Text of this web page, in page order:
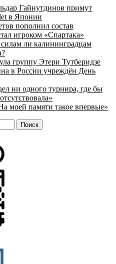
Гайнутдинов примут
в Японии
пополнил состав
игроком «Спартака»
ли калининградцам
группу Этери Тутберидзе
в России учреждён День
ни одного турнира, где бы
моей памяти такое впервые»